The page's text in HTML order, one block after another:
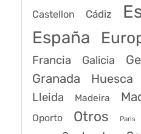
Castellon Cádiz
España
Francia Galicia
Granada Huesca
Lleida Madeira
Oporto Otros Paris